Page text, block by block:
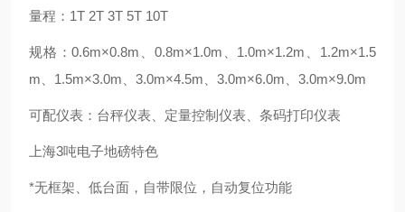
量程：1T 2T 3T 5T 10T
规格：0.6m×0.8m、0.8m×1.0m、1.0m×1.2m、1.2m×1.5
m、1.5m×3.0m、3.0m×4.5m、3.0m×6.0m、3.0m×9.0m
可配仪表：台秤仪表、定量控制仪表、条码打印仪表
上海3吨电子地磅特色
*无框架、低台面，自带限位，自动复位功能